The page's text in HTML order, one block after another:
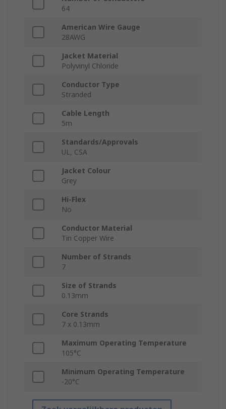
64
American Wire Gauge
28AWG
Jacket Material
Polyvinyl Chloride
Conductor Type
Stranded
Cable Length
5m
Standards/Approvals
UL, CSA
Jacket Colour
Grey
Hi-Flex
No
Conductor Material
Tin Copper Wire
Number of Strands
7
Size of Strands
0.13mm
Core Strands
7 x 0.13mm
Maximum Operating Temperature
105°C
Minimum Operating Temperature
-20°C